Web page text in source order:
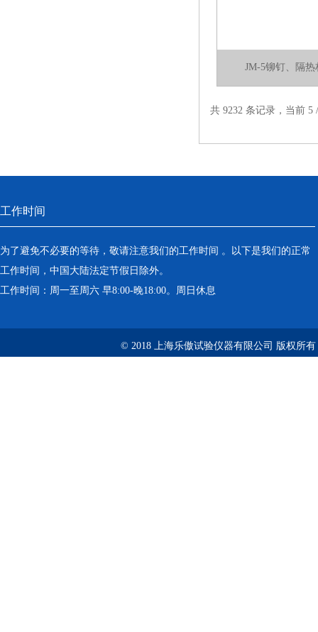
JM-5铆钉、隔
共 9232 条记录，当前
工作时间
为了避免不必要的等待，敬请注意我们的工作时间 。以下是我们的正常
工作时间，中国大陆法定节假日除外。
工作时间：周一至周六 早8:00-晚18:00。周日休息
© 2018 上海乐傲试验仪器有限公司 版权所